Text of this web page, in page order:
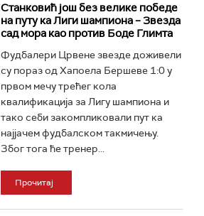
Станковић још без велике победе
на путу ка Лиги шампиона – Звезда
сад мора као против Боде Глимта
Фудбалери Црвене звезде доживели
су пораз од Хапоела Бершеве 1:0 у
првом мечу трећег кола
квалификација за Лигу шампиона и
тако себи закомпликовали пут ка
најјачем фудбалском такмичењу.
Због тога ће тренер...
Прочитај